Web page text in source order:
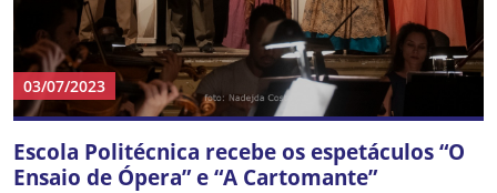
03/07/2023
Escola Politécnica recebe os espetáculos “O
Ensaio de Ópera” e “A Cartomante”